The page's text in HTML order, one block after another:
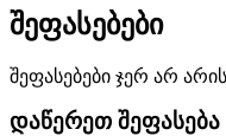
შეფასებები
შეფასებები ჯერ არ
დაწერეთ შეფასება